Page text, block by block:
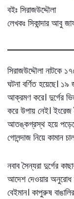
বইঃ সিরাজউদ্দৌলা
লেখকঃ সিকান্দার আবু
সিরাজউদ্দৌলা নাটকে
ঘটনা বর্ণিত হয়েছে।
আক্রমণ করে। দুর্গের
করে উপায় নেই।
আতঙ্কগ্রস্থ হয়ে
গােলন্দাজ নিয়ে কামান
নবাব সৈন্যরা দুর্গের
আদেশ দেওয়ার অনুরােধ
বেইমান। কাপুরুষ